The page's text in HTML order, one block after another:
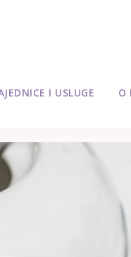
I USLUGE O